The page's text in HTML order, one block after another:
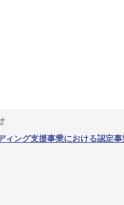
ィング支援事業における認定